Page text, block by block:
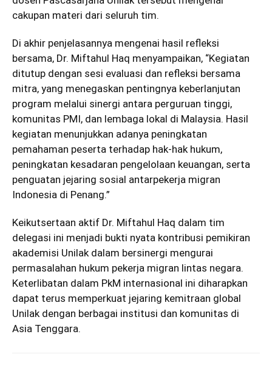
cakupan materi dari seluruh tim.
Di akhir penjelasannya mengenai hasil refleksi
bersama, Dr. Miftahul Haq menyampaikan, “Kegiatan
ditutup dengan sesi evaluasi dan refleksi bersama
mitra, yang menegaskan pentingnya keberlanjutan
program melalui sinergi antara perguruan tinggi,
komunitas PMI, dan lembaga lokal di Malaysia. Hasil
kegiatan menunjukkan adanya peningkatan
pemahaman peserta terhadap hak-hak hukum,
peningkatan kesadaran pengelolaan keuangan, serta
penguatan jejaring sosial antarpekerja migran
Indonesia di Penang.”
Keikutsertaan aktif Dr. Miftahul Haq dalam tim
delegasi ini menjadi bukti nyata kontribusi pemikiran
akademisi Unilak dalam bersinergi mengurai
permasalahan hukum pekerja migran lintas negara.
Keterlibatan dalam PkM internasional ini diharapkan
dapat terus memperkuat jejaring kemitraan global
Unilak dengan berbagai institusi dan komunitas di
Asia Tenggara.